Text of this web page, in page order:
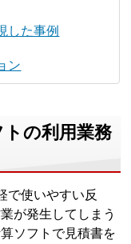
した事例
ン
の利用業務
で使いやすい反
が発生してしまう
ソフトで見積書を